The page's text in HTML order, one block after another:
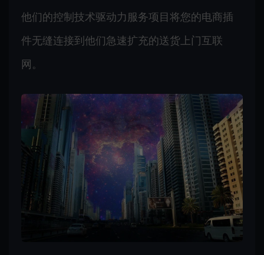
他们的控制技术驱动力服务项目将您的电商插
件无缝连接到他们急速扩充的送货上门互联
网。